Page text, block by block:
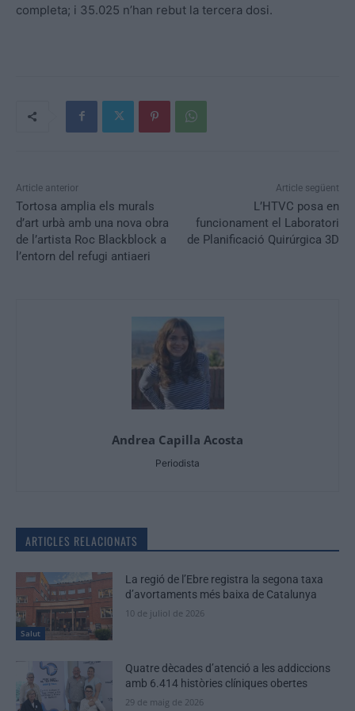
completa; i 35.025 n’han rebut la tercera dosi.
Article anterior
Tortosa amplia els murals
d’art urbà amb una nova obra
de l’artista Roc Blackblock a
l’entorn del refugi antiaeri
Article següent
L’HTVC posa en
funcionament el Laboratori
de Planificació Quirúrgica 3D
Andrea Capilla Acosta
Periodista
ARTICLES RELACIONATS
Salut
La regió de l’Ebre registra la segona taxa
d’avortaments més baixa de Catalunya
10 de juliol de 2026
Quatre dècades d’atenció a les addiccions
amb 6.414 històries clíniques obertes
29 de maig de 2026